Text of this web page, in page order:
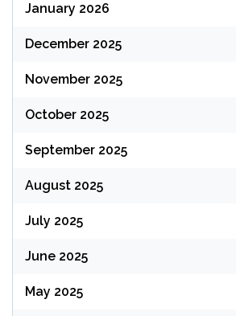
January 2026
December 2025
November 2025
October 2025
September 2025
August 2025
July 2025
June 2025
May 2025